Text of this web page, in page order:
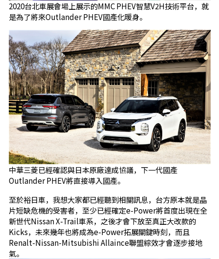
2020台北車展會場上展示的MMC PHEV智慧V2H技術平台，就
是為了將來Outlander PHEV國產化暖身。
中華三菱已經確認與日本原廠達成協議，下一代國產
Outlander PHEV將直接導入國產。
至於裕日車，我想大家都已經聽到相關訊息，台方原本就是晶
片短缺危機的受害者，至少已經確定e-Power將首度出現在全
新世代Nissan X-Trail車系，之後才會下放至真正大改款的
Kicks，未來幾年也將成為e-Power拓展關鍵時刻，而且
Renalt-Nissan-Mitsubishi Allaince聯盟綜效才會逐步接地
氣。